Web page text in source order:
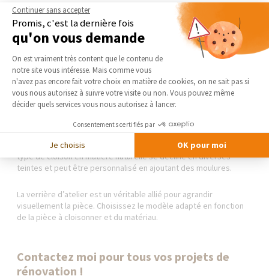
Lesverrières sur mesure
ou en kit sont proposées dans divers
matériaux garantissant leur durabilité ainsi que leur esthétique et
pour s’adapter aux besoins. Si vous souhaitez uneverrière
industrielle, orientez votre choix vers les profilés en acier.
Certes, ils sont assez onéreux, mais apportent une note
sophistiquée et une touche de modernité à votre aménagement.
Pour gagner de la place, les cloisons vitrées de grandes
dimensions sont de mise. Afin que votre séparation soit robuste
et esthétique, optez pour uneverrière en aluqui est un
matériau malléable et résistant aux charges lourdes. Si votre
budget est assez restreint, mais que vous recherchiez un
matériau rehaussant l’originalité et l’authenticité de votre
décoration, laissez-vous tenter par une
verrière en bois. Ce
type de cloison en matière naturelle se décline en diverses
teintes et peut être personnalisé en ajoutant des moulures.
La verrière d’atelier est un véritable allié pour agrandir
visuellement la pièce. Choisissez le modèle adapté en fonction
de la pièce à cloisonner et du matériau.
Contactez moi pour tous vos projets de
rénovation !
Continuer sans accepter
Promis, c'est la dernière fois
qu'on vous demande
Plateforme de Gestion du
On est vraiment très content que le contenu de
notre site vous intéresse. Mais comme vous
n'avez pas encore fait votre choix en matière de cookies, on ne sait pas si
vous nous autorisez à suivre votre visite ou non. Vous pouvez même
décider quels services vous nous autorisez à lancer.
Consentements certifiés par
Je choisis OK pour moi
Axeptio consent